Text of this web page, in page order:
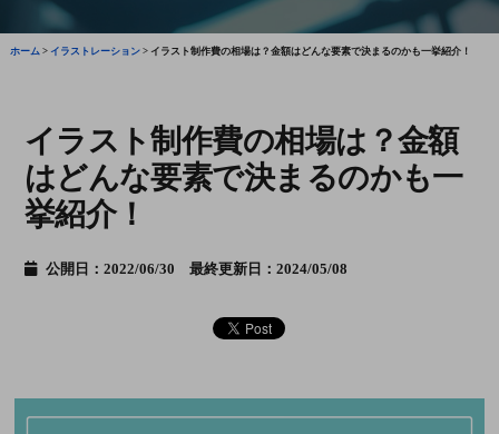
ホーム> イラストレーション> イラスト制作費の相場は？金額はどんな要素で決まるのかも一挙紹介！
イラスト制作費の相場は？金額
はどんな要素で決まるのかも一
挙紹介！
公開日：2022/06/30 最終更新日：2024/05/08